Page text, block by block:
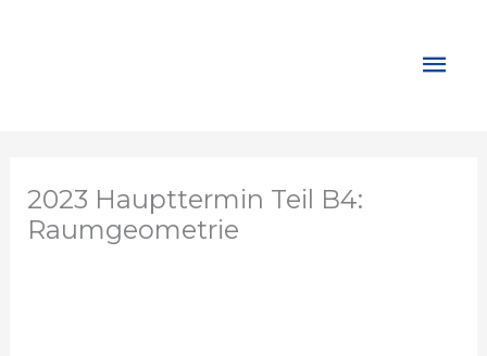
2023 Haupttermin Teil B4:
Raumgeometrie